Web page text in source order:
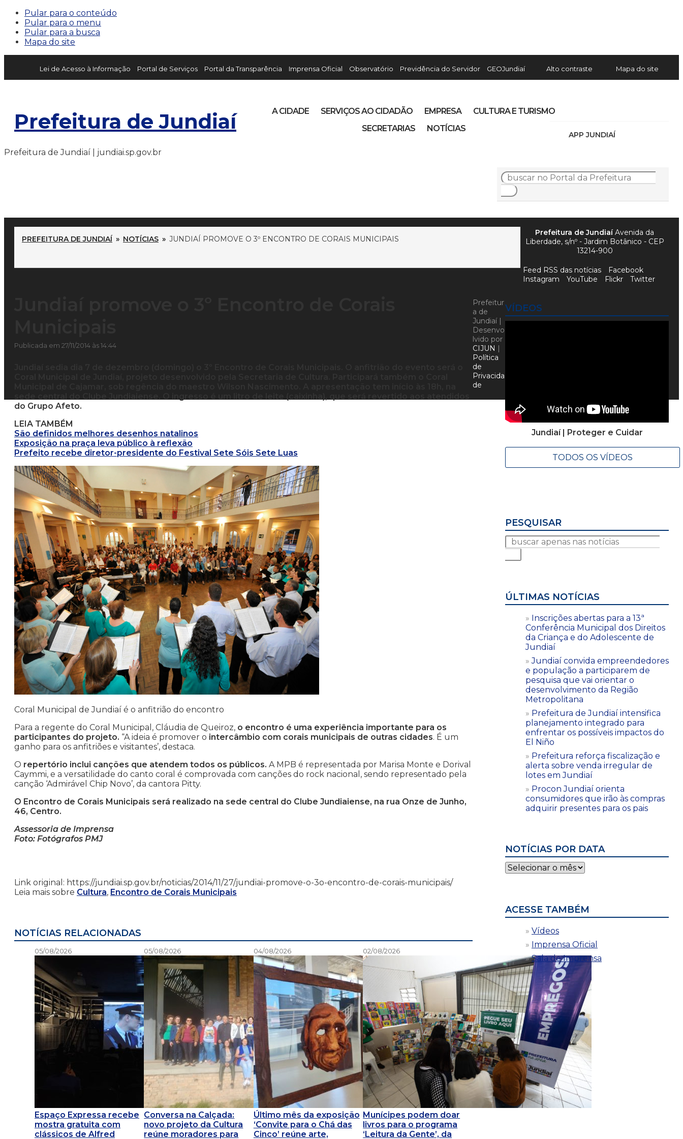
Pular para o conteúdo
Pular para o menu
Pular para a busca
Mapa do site
Lei de Acesso à Informação Portal de Serviços Portal da Transparência Imprensa Oficial Observatório Previdência do Servidor GEOJundiaí Alto contraste Mapa do site
Prefeitura de Jundiaí
APP JUNDIAÍ
A CIDADE SERVIÇOS AO CIDADÃO EMPRESA
CULTURA E TURISMO
SECRETARIAS
NOTÍCIAS
Prefeitura de Jundiaí | jundiai.sp.gov.br
PREFEITURA DE JUNDIAÍ » NOTÍCIAS » JUNDIAÍ PROMOVE O 3º ENCONTRO DE CORAIS MUNICIPAIS
Publicada em 27/11/2014 às 14:44
do Grupo Afeto.
LEIA TAMBÉM
São definidos melhores desenhos natalinos
Exposição na praça leva público à reflexão
Prefeito recebe diretor-presidente do Festival Sete Sóis Sete Luas
Coral Municipal de Jundiaí é o anfitrião do encontro
Para a regente do Coral Municipal, Cláudia de Queiroz, o encontro é uma experiência importante para os
participantes do projeto. “A ideia é promover o intercâmbio com corais municipais de outras cidades. É um
ganho para os anfitriões e visitantes’, destaca.
O repertório inclui canções que atendem todos os públicos. A MPB é representada por Marisa Monte e Dorival
Caymmi, e a versatilidade do canto coral é comprovada com canções do rock nacional, sendo representado pela
canção ‘Admirável Chip Novo’, da cantora Pitty.
O Encontro de Corais Municipais será realizado na sede central do Clube Jundiaiense, na rua Onze de Junho,
46, Centro.
Assessoria de Imprensa
Foto: Fotógrafos PMJ
Link original: https://jundiai.sp.gov.br/noticias/2014/11/27/jundiai-promove-o-3o-encontro-de-corais-municipais/
Leia mais sobre Cultura, Encontro de Corais Municipais
NOTÍCIAS RELACIONADAS
05/08/2026
Espaço Expressa recebe
mostra gratuita com
clássicos de Alfred
05/08/2026
Conversa na Calçada:
novo projeto da Cultura
reúne moradores para
04/08/2026
Último mês da exposição
‘Convite para o Chá das
Cinco’ reúne arte,
02/08/2026
Munícipes podem doar
livros para o programa
‘Leitura da Gente’, da
VÍDEOS
Jundiaí | Proteger e Cuidar
TODOS OS VÍDEOS
PESQUISAR
ÚLTIMAS NOTÍCIAS
Inscrições abertas para a 13ª
Conferência Municipal dos Direitos
da Criança e do Adolescente de
Jundiaí
Jundiaí convida empreendedores
e população a participarem de
pesquisa que vai orientar o
desenvolvimento da Região
Metropolitana
Prefeitura de Jundiaí intensifica
planejamento integrado para
enfrentar os possíveis impactos do
El Niño
Prefeitura reforça fiscalização e
alerta sobre venda irregular de
lotes em Jundiaí
Procon Jundiaí orienta
consumidores que irão às compras
adquirir presentes para os pais
NOTÍCIAS POR DATA
Notícias
por
ACESSE TAMBÉM
Vídeos
Imprensa Oficial
Sala de Imprensa
Prefeitura de JundiaíAvenida da
Liberdade, s/nº - Jardim Botânico - CEP
13214-900
Feed RSS das notícias
Facebook
Instagram
YouTube Flickr Twitter
Prefeitur
a de
Jundiaí |
Desenvo
lvido por
CIJUN |
Política
de
Privacida
de